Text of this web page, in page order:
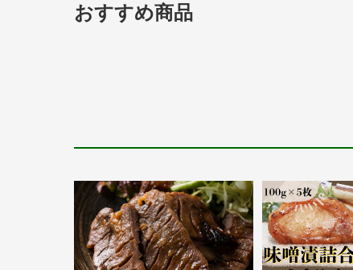
おすすめ商品